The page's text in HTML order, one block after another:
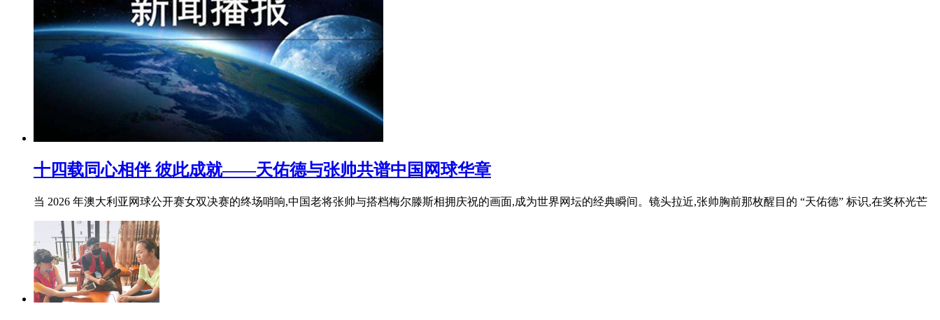
十四载同心相伴 彼此成就——天佑德与张帅共谱中国网球华章
当 2026 年澳大利亚网球公开赛女双决赛的终场哨响,中国老将张帅与搭档梅尔滕斯相拥庆祝的画面,成为世界网坛的经典瞬间。镜头拉近,张帅胸前那枚醒目的 “天佑德” 标识,在奖杯光芒